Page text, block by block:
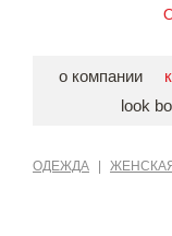
о компании
look
ОДЕЖДА